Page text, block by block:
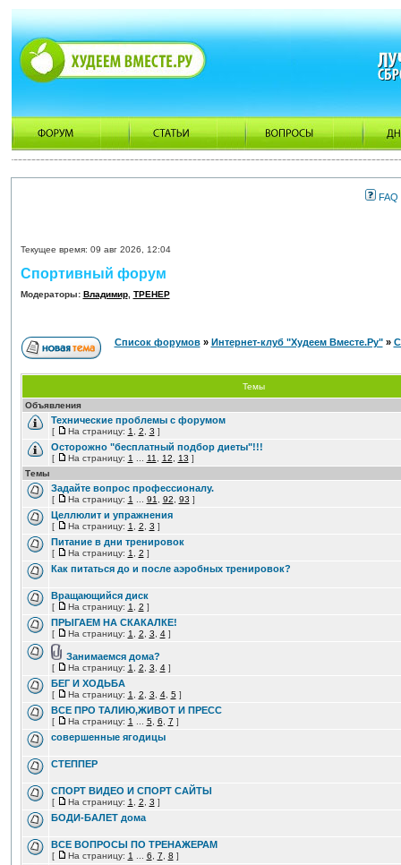
FAQ
Текущее время: 09 авг 2026, 12:04
Спортивный форум
Модераторы: Владимир, ТРЕНЕР
Список форумов» Интернет-клуб "Худеем Вместе.Ру"»
Темы
Объявления
Технические проблемы с форумом
[ На страницу: 1 2 3 ]
Осторожно "бесплатный подбор диеты"!!!
[ На страницу: 1 11 12 13 ]
Темы
Задайте вопрос профессионалу.
[ На страницу: 1 91 92 93 ]
Целлюлит и упражнения
[ На страницу: 1 2 3 ]
Питание в дни тренировок
[ На страницу: 1 2 ]
Как питаться до и после аэробных тренировок?
Вращающийся диск
[ На страницу: 1 2 ]
ПРЫГАЕМ НА СКАКАЛКЕ!
[ На страницу: 1 2 3 4]
Занимаемся дома?
[ На страницу: 1 2 3 4]
БЕГ И ХОДЬБА
[ На страницу: 1 2 3 4, 5]
ВСЕ ПРО ТАЛИЮ,ЖИВОТ И ПРЕСС
[ На страницу: 1 5, 6 7 ]
совершенные ягодицы
СТЕППЕР
СПОРТ ВИДЕО И СПОРТ САЙТЫ
[ На страницу: 1 2 3 ]
БОДИ-БАЛЕТ дома
ВСЕ ВОПРОСЫ ПО ТРЕНАЖЕРАМ
[ На страницу: 1 6 7 8 ]